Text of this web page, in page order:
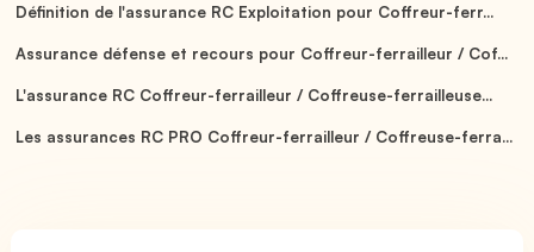
Définition de l'assurance RC Exploitation pour Coffreur-ferr...
Assurance défense et recours pour Coffreur-ferrailleur / Cof...
L'assurance RC Coffreur-ferrailleur / Coffreuse-ferrailleuse...
Les assurances RC PRO Coffreur-ferrailleur / Coffreuse-ferra...